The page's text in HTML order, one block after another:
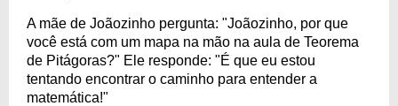
A mãe de Joãozinho pergunta: "Joãozinho, por que
você está com um mapa na mão na aula de Teorema
de Pitágoras?" Ele responde: "É que eu estou
tentando encontrar o caminho para entender a
matemática!"